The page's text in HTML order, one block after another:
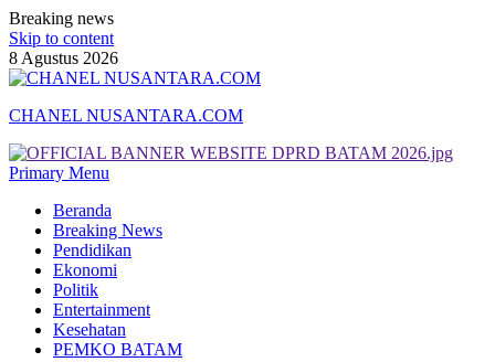
Breaking news
Skip to content
8 Agustus 2026
CHANEL NUSANTARA.COM
Primary Menu
Beranda
Breaking News
Pendidikan
Ekonomi
Politik
Entertainment
Kesehatan
PEMKO BATAM